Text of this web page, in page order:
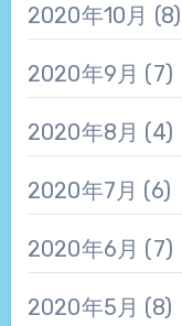
2020年10月 (8)
2020年9月 (7)
2020年8月 (4)
2020年7月 (6)
2020年6月 (7)
2020年5月 (8)